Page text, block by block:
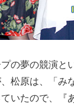
の夢の競演と
松原は、「み
いたので、『